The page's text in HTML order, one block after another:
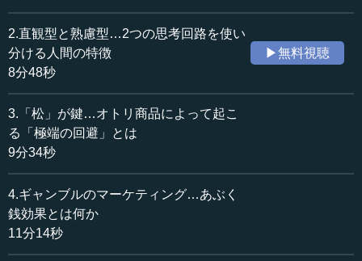
≪全文≫
●私たちは頭の中に複数の口座を持つ
さて、2つ目のケーススタディです。「心理的会計、ある
紹介したいと思います。2017年、この理論を提案したシカ
ゴ大学のリチャード・テイラー教授がノーベル経済学賞を
受賞しています。
まず、次のような身近な問題を考えてみましょう。「チ
ケットを再購買しますか？」ということで、2つの状況を並
べています。
2.直観型と熟慮型…2つの思考回路を使い
分ける人間の特徴
8分48秒
▶無料視聴
3.「松」が鍵…オトリ商品によって起こ
る「極端の回避」とは
9分34秒
4.ギャンブルのマーケティング…あぶく
銭効果とは何か
11分14秒